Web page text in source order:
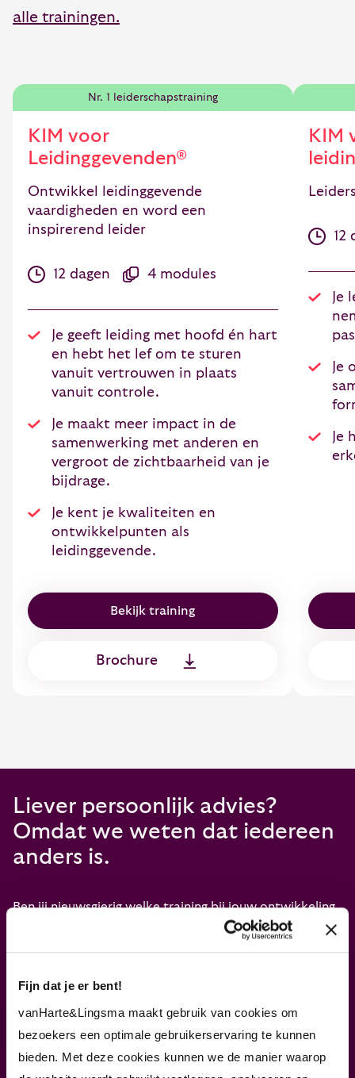
Fijn dat je er bent!
vanHarte&Lingsma maakt gebruik van cookies om
bezoekers een optimale gebruikerservaring te kunnen
bieden. Met deze cookies kunnen we de manier waarop
alle trainingen.
Nr. 1 leiderschapstraining
KIM voor
Leidinggevenden®
Ontwikkel leidinggevende
vaardigheden en word een
inspirerend leider
12 dagen 4 modules
Je geeft leiding met hoofd én hart
en hebt het lef om te sturen
vanuit vertrouwen in plaats
vanuit controle.
Je maakt meer impact in de
samenwerking met anderen en
vergroot de zichtbaarheid van je
bijdrage.
Je kent je kwaliteiten en
ontwikkelpunten als
leidinggevende.
Bekijk training
Brochure
KIM
12
Je
Je
Je
Liever persoonlijk advies?
Omdat we weten dat iedereen
anders is.
Ben jij nieuwsgierig welke training bij jouw ontwikkeling
past? Of heb je een specifieke vraag over een training?
Onze opleidingsadviseurs Peter en Martin staan voor je
Plan een vrijblijvend adviesgesprek